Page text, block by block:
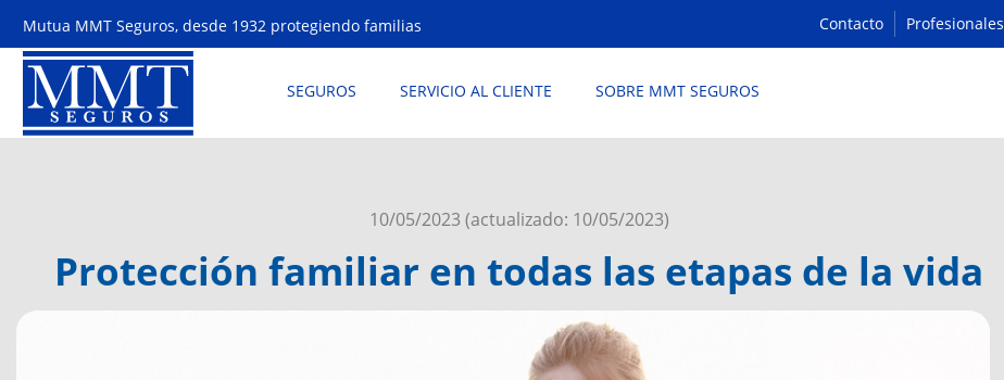
Mutua MMT Seguros, desde 1932 protegiendo familias Contacto Profesionales
SEGUROS SERVICIO AL CLIENTE SOBRE MMT SEGUROS
10/05/2023 (actualizado: 10/05/2023)
Protección familiar en todas las etapas de la vida